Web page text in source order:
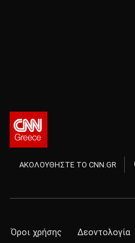
ΑΚΟΛΟΥΘΗΣΤΕ ΤΟ CNN.GR
Όροι χρήσης Δεοντολογία